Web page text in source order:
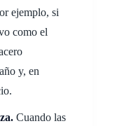
ejemplo, si
como el
y, en
Cuando las